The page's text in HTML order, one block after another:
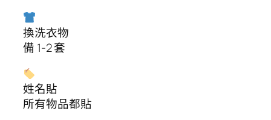
換洗衣物
備 1-2 套
姓名貼
所有物品都貼